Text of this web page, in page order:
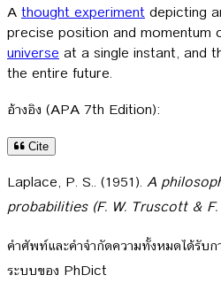
A thought experiment depicting
precise position and momentum
universe at a single instant, and
the entire future.
อ้างอิง (APA 7th Edition):
Cite
Laplace, P. S.. (1951). A
probabilities (F. W. Truscott &
คำศัพท์และคำจำกัดความทั้งหมดได้รับ
ระบบของ PhDict